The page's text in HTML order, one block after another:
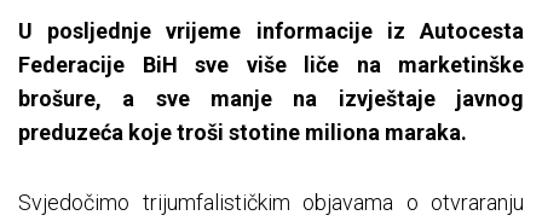
U posljednje vrijeme informacije iz Autocesta
Federacije BiH sve više liče na marketinške
brošure, a sve manje na izvještaje javnog
preduzeća koje troši stotine miliona maraka.
Svjedočimo trijumfalističkim objavama o otvraranju